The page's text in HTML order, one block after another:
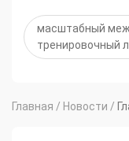
масштабный
тренировочный
Главная / Новости /